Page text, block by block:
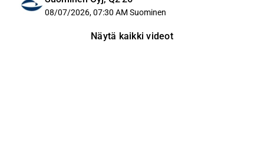
08/07/2026, 07:30 AM Suominen
Näytä kaikki videot